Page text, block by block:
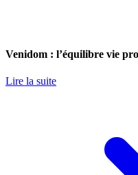
Venidom : l’équilibre vie
Lire la suite